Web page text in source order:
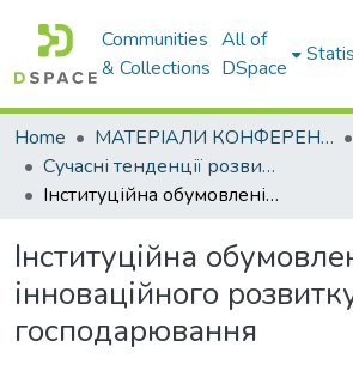
Communities
& Collections
All of
DSpace
Home МАТЕРІАЛИ КОНФЕРЕНЦІЙ
Сучасні тенденції розвитку світової економіки. Том. І
Інституційна обумовленість інноваційного розвитку суб’єктів господарювання
Інституційна
інноваційного
господарювання